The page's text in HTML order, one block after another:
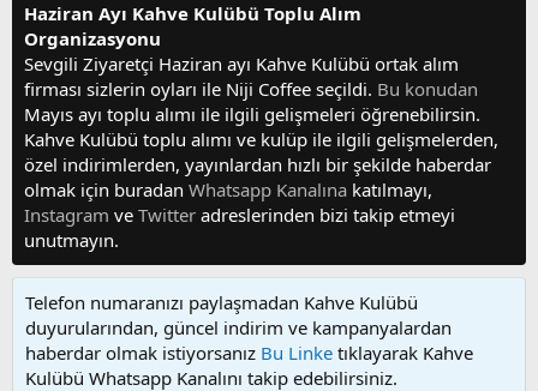
Haziran Ayı Kahve Kulübü Toplu Alım
Organizasyonu
Sevgili Ziyaretçi Haziran ayı Kahve Kulübü ortak alım
firması sizlerin oyları ile Niji Coffee seçildi. Bu konudan
Mayıs ayı toplu alımı ile ilgili gelişmeleri öğrenebilirsin.
Kahve Kulübü toplu alımı ve kulüp ile ilgili gelişmelerden,
özel indirimlerden, yayınlardan hızlı bir şekilde haberdar
olmak için buradan Whatsapp Kanalına katılmayı,
Instagram ve Twitter adreslerinden bizi takip etmeyi
unutmayın.
Telefon numaranızı paylaşmadan Kahve Kulübü
duyurularından, güncel indirim ve kampanyalardan
haberdar olmak istiyorsanız Bu Linke tıklayarak Kahve
Kulübü Whatsapp Kanalını takip edebilirsiniz.